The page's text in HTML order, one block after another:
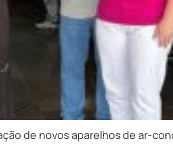
de novos aparelhos de ar-